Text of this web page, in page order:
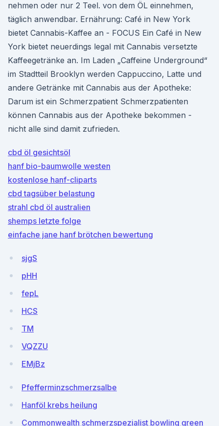
nehmen oder nur 2 Teel. von dem ÖL einnehmen,
täglich anwendbar. Ernährung: Café in New York
bietet Cannabis-Kaffee an - FOCUS Ein Café in New
York bietet neuerdings legal mit Cannabis versetzte
Kaffeegetränke an. Im Laden „Caffeine Underground“
im Stadtteil Brooklyn werden Cappuccino, Latte und
andere Getränke mit Cannabis aus der Apotheke:
Darum ist ein Schmerzpatient Schmerzpatienten
können Cannabis aus der Apotheke bekommen -
nicht alle sind damit zufrieden.
cbd öl gesichtsöl
hanf bio-baumwolle westen
kostenlose hanf-cliparts
cbd tagsüber belastung
strahl cbd öl australien
shemps letzte folge
einfache jane hanf brötchen bewertung
sjgS
pHH
fepL
HCS
TM
VQZZU
EMjBz
Pfefferminzschmerzsalbe
Hanföl krebs heilung
Commonwealth schmerzspezialist bowling green